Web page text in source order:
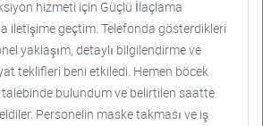
hizmeti için Güçlü İlaçlama
iletişime geçtim. Telefonda gösterdikleri
yaklaşım, detaylı bilgilendirme ve
teklifleri beni etkiledi. Hemen böcek
bulundum ve belirtilen saatte
Personelin maske takması ve iş